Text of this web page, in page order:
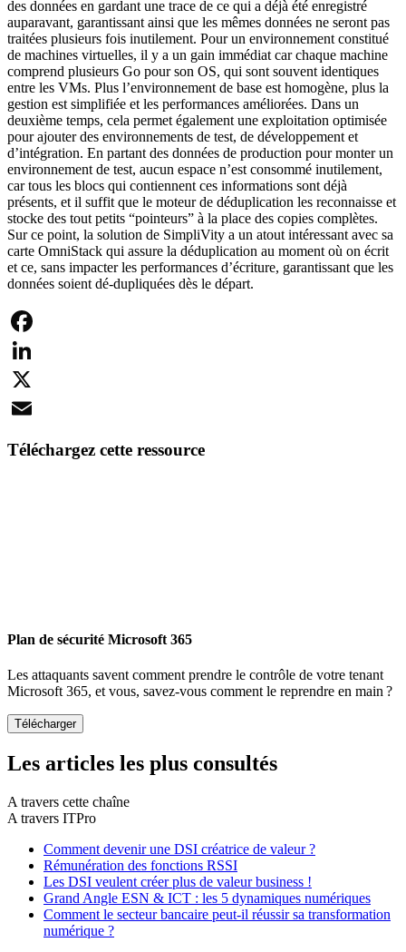
des données en gardant une trace de ce qui a déjà été enregistré
auparavant, garantissant ainsi que les mêmes données ne seront pas
traitées plusieurs fois inutilement. Pour un environnement constitué
de machines virtuelles, il y a un gain immédiat car chaque machine
comprend plusieurs Go pour son OS, qui sont souvent identiques
entre les VMs. Plus l’environnement de base est homogène, plus la
gestion est simplifiée et les performances améliorées. Dans un
deuxième temps, cela permet également une exploitation optimisée
pour ajouter des environnements de test, de développement et
d’intégration. En partant des données de production pour monter un
environnement de test, aucun espace n’est consommé inutilement,
car tous les blocs qui contiennent ces informations sont déjà
présents, et il suffit que le moteur de déduplication les reconnaisse et
stocke des tout petits “pointeurs” à la place des copies complètes.
Sur ce point, la solution de SimpliVity a un atout intéressant avec sa
carte OmniStack qui assure la déduplication au moment où on écrit
et ce, sans impacter les performances d’écriture, garantissant que les
données soient dé-dupliquées dès le départ.
Facebook
LinkedIn
X
Téléchargez cette ressource
Plan de sécurité Microsoft 365
Les attaquants savent comment prendre le contrôle de votre tenant
Microsoft 365, et vous, savez-vous comment le reprendre en main ?
Les articles les plus consultés
A travers cette chaîne
A travers ITPro
Comment devenir une DSI créatrice de valeur ?
Rémunération des fonctions RSSI
Les DSI veulent créer plus de valeur business !
Grand Angle ESN & ICT : les 5 dynamiques numériques
Comment le secteur bancaire peut-il réussir sa transformation
numérique ?